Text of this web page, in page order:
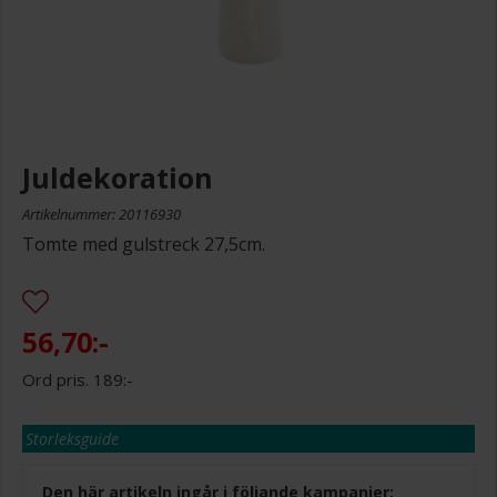
Juldekoration
Artikelnummer: 20116930
Tomte med gulstreck 27,5cm.
56,70:-
189:-
Storleksguide
Den här artikeln ingår i följande kampanjer: